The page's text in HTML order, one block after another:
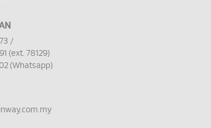
/
(ext. 78129)
(Whatsapp)